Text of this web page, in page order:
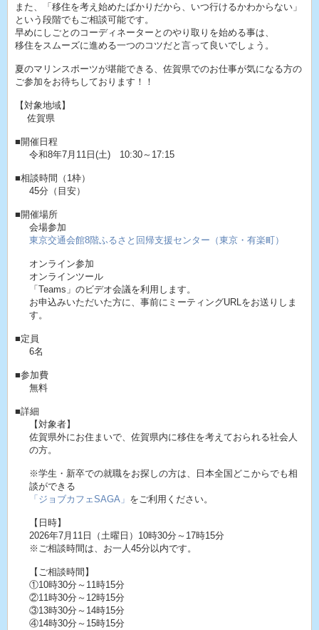
また、「移住を考え始めたばかりだから、いつ行けるかわからない」
という段階でもご相談可能です。
早めにしごとのコーディネーターとのやり取りを始める事は、
移住をスムーズに進める一つのコツだと言って良いでしょう。
夏のマリンスポーツが堪能できる、佐賀県でのお仕事が気になる方の
ご参加をお待ちしております！！
【対象地域】
佐賀県
■開催日程
令和8年7月11日(土) 10:30～17:15
■相談時間（1枠）
45分（目安）
■開催場所
会場参加
東京交通会館8階ふるさと回帰支援センター（東京・有楽町）
オンライン参加
オンラインツール
「Teams」のビデオ会議を利用します。
お申込みいただいた方に、事前にミーティングURLをお送りしま
す。
■定員
6名
■参加費
無料
■詳細
【対象者】
佐賀県外にお住まいで、佐賀県内に移住を考えておられる社会人
の方。
※学生・新卒での就職をお探しの方は、日本全国どこからでも相
談ができる
「ジョブカフェSAGA」 をご利用ください。
【日時】
2026年7月11日（土曜日）10時30分～17時15分
※ご相談時間は、お一人45分以内です。
【ご相談時間】
①10時30分～11時15分
②11時30分～12時15分
③13時30分～14時15分
④14時30分～15時15分